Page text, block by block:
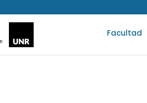
Facultad